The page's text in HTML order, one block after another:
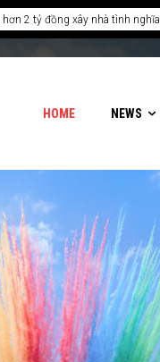
lập
HOME NEWS